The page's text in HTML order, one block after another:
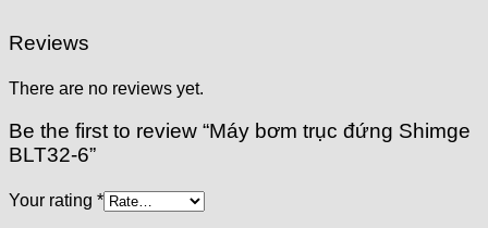
Reviews
There are no reviews yet.
Be the first to review “Máy bơm trục đứng Shimge
BLT32-6”
Your rating *